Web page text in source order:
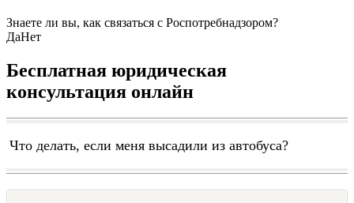
Знаете ли вы, как связаться с Роспотребнадзором?
ДаНет
Бесплатная юридическая
консультация онлайн
Что делать, если меня высадили из автобуса?